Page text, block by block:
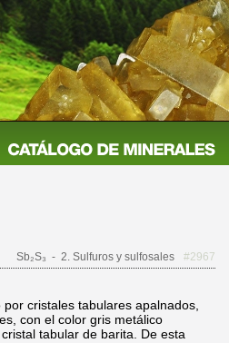
Sb₂S₃ - 2. Sulfuros y sulfosales
#2967
cristales tabulares apalnados,
con el color gris metálico
tabular de barita. De esta